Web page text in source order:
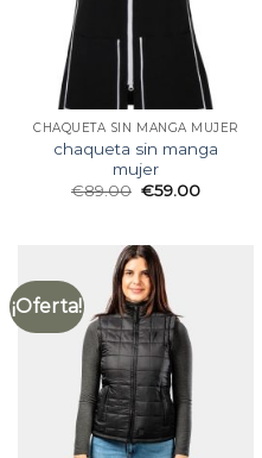
CHAQUETA SIN MANGA MUJER
chaqueta sin manga
mujer
€89.00 €59.00
¡Oferta!